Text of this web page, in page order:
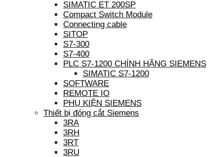
SIMATIC ET 200SP
Compact Switch Module
Connecting cable
SITOP
S7-300
S7-400
PLC S7-1200 CHÍNH HÃNG SIEMENS
SIMATIC S7-1200
SOFTWARE
REMOTE IO
PHỤ KIỆN SIEMENS
Thiết bị đóng cắt Siemens
3RA
3RH
3RT
3RU